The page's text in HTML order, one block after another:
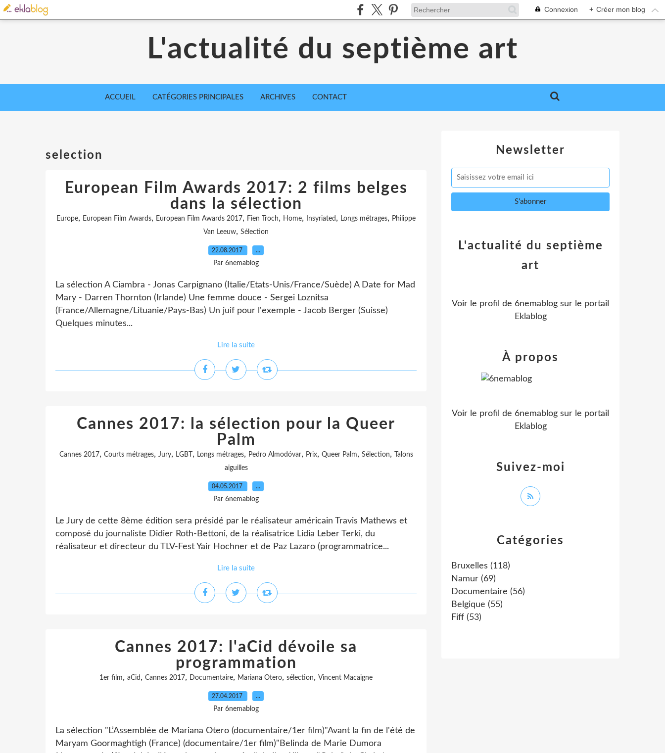
Connexion + Créer mon blog
L'actualité du septième art
ACCUEIL CATÉGORIES PRINCIPALES ARCHIVES CONTACT
selection
European Film Awards 2017: 2 films belges
dans la sélection
Europe, European Film Awards, European Film Awards 2017, Fien Troch, Home, Insyriated , Longs métrages, Philippe
Van Leeuw, Sélection
22.08.2017 …
Par 6nemablog
La sélection A Ciambra - Jonas Carpignano (Italie/Etats-Unis/France/Suède) A Date for Mad
Mary - Darren Thornton (Irlande) Une femme douce - Sergei Loznitsa
(France/Allemagne/Lituanie/Pays-Bas) Un juif pour l'exemple - Jacob Berger (Suisse)
Quelques minutes...
Lire la suite
Cannes 2017: la sélection pour la Queer
Palm
Cannes 2017, Courts métrages, Jury, LGBT , Longs métrages, Pedro Almodóvar, Prix, Queer Palm, Sélection,
Talons
aiguilles
04.05.2017 …
Par 6nemablog
Le Jury de cette 8ème édition sera présidé par le réalisateur américain Travis Mathews et
composé du journaliste Didier Roth-Bettoni, de la réalisatrice Lidia Leber Terki, du
réalisateur et directeur du TLV-Fest Yair Hochner et de Paz Lazaro (programmatrice...
Lire la suite
Cannes 2017: l'aCid dévoile sa
programmation
1er film, aCid , Cannes 2017, Documentaire, Mariana Otero, sélection, Vincent Macaigne
27.04.2017 …
Par 6nemablog
La sélection "L’Assemblée de Mariana Otero (documentaire/1er film)"Avant la fin de l'été de
Maryam Goormaghtigh (France) (documentaire/1er film)"Belinda de Marie Dumora
Newsletter
Catégories
Bruxelles (118)
Namur (69)
Documentaire (56)
Belgique (55)
Fiff (53)
L'actualité du septième
art
Voir le profil de 6nemablog sur le portail
Eklablog
Suivez-moi
À propos
Voir le profil de 6nemablog sur le portail
Eklablog